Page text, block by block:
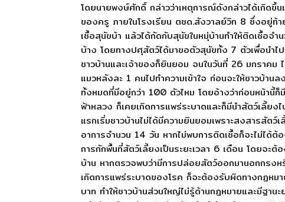
โดยนายพงษ์ศักดิ์ กล่าวว่าเหตุการณ์ดังกล่าวได้เกิดขึ้
ของครู ภายในโรงเรียน ตชด.สังวาลย์วิท 8 ซึ่งอยู่ท้
เชื้อสุนัขบ้า แล้วได้กัดกับสุนัขในหมุ่บ้านทำให้ติดเชื้อจ
บ้าง โดยทางปศุสัตว์ได้มาขอตัวสุนัขทั้ง 7 ตัวเพื่อนำไ
ชาวบ้านและเจ้าของก็ยินยอม จนในวันที่ 26 มกราคม
แมวหลังละ 1 คนไปทำความเข้าใจ ก่อนจะให้ชาวบ้าน
ทั้งหมดที่มีอยู่กว่า 100 ตัวไหม โดยอ้างว่าก่อนหน้านี้
ฟ้าหลวง ก็เคยเกิดการแพร่ระบาดและก็มีนำสัตว์เลี้ยง
แรกเริ่มชาวบ้านไม่ได้มีความยินยอมเพราะสงสารสัต
อาการจำนวน 14 วัน หากไม่พบการติดเชื้อก็จะไม่ได้ต้
การกักพื้นที่สัตว์เลี้ยงเป็นระยะเวลา 6 เดือน โดยจะ
บ้าน หากตรวจพบว่ามีการปล่อยสัตว์ออกมานอกกรง
เกิดการแพร่ระบาดของโรค ก็จะต้องรับผิดทางกฏหม
บาท ทำให้ชาวบ้านส่วนใหญ่ไม่รู้ด้านกฎหมายและมีฐาน